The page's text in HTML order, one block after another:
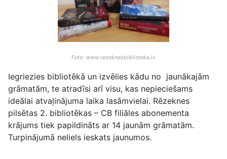
Foto: www.rezeknesbiblioteka.lv
Iegriezies bibliotēkā un izvēlies kādu no jaunākajām
grāmatām, te atradīsi arī visu, kas nepieciešams
ideālai atvaļinājuma laika lasāmvielai. Rēzeknes
pilsētas 2. bibliotēkas – CB filiāles abonementa
krājums tiek papildināts ar 14 jaunām grāmatām.
Turpinājumā neliels ieskats jaunumos.